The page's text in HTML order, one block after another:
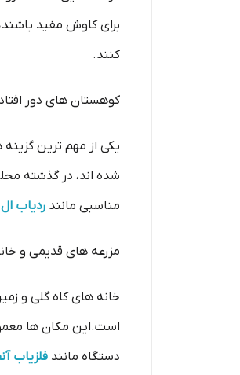
برای کاوش مفید
کنند.
کوهستان های دور
یکی از مهم ترین
شده اند، در گذشته
مناسبی مانند ردیاب ال ار
مزرعه های قدیمی و
خانه های کاه گلی و
است.این مکان ها
دستگاه مانند فلزیاب